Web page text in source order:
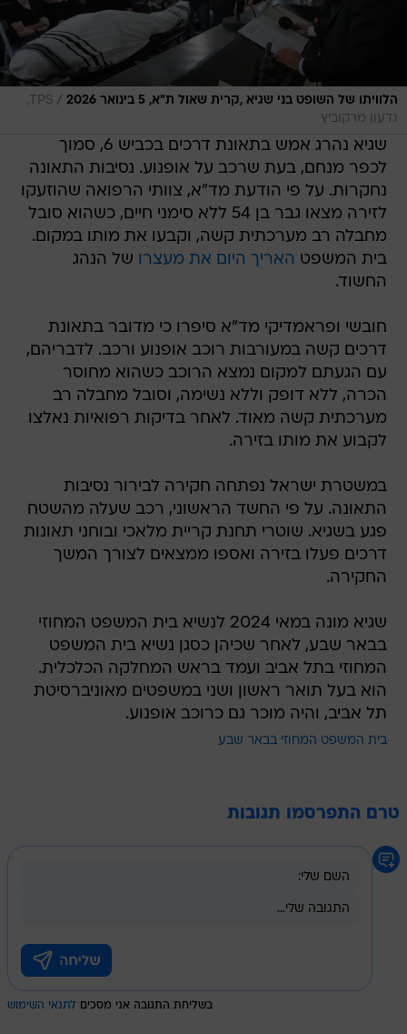
הלוויתו של השופט בני שגיא ,קרית שאול ת"א, 5 בינואר 2026 /
TPS,
גדעון מרקוביץ
שגיא נהרג אמש בתאונת דרכים בכביש 6, סמוך
לכפר מנחם, בעת שרכב על אופנוע. נסיבות התאונה
נחקרות. על פי הודעת מד"א, צוותי הרפואה שהוזעקו
לזירה מצאו גבר בן 54 ללא סימני חיים, כשהוא סובל
מחבלה רב מערכתית קשה, וקבעו את מותו במקום.
בית המשפט האריך היום את מעצרו של הנהג
החשוד.
חובשי ופראמדיקי מד"א סיפרו כי מדובר בתאונת
דרכים קשה במעורבות רוכב אופנוע ורכב. לדבריהם,
עם הגעתם למקום נמצא הרוכב כשהוא מחוסר
הכרה, ללא דופק וללא נשימה, וסובל מחבלה רב
מערכתית קשה מאוד. לאחר בדיקות רפואיות נאלצו
לקבוע את מותו בזירה.
במשטרת ישראל נפתחה חקירה לבירור נסיבות
התאונה. על פי החשד הראשוני, רכב שעלה מהשטח
פגע בשגיא. שוטרי תחנת קריית מלאכי ובוחני תאונות
דרכים פעלו בזירה ואספו ממצאים לצורך המשך
החקירה.
שגיא מונה במאי 2024 לנשיא בית המשפט המחוזי
בבאר שבע, לאחר שכיהן כסגן נשיא בית המשפט
המחוזי בתל אביב ועמד בראש המחלקה הכלכלית.
הוא בעל תואר ראשון ושני במשפטים מאוניברסיטת
תל אביב, והיה מוכר גם כרוכב אופנוע.
בית המשפט המחוזי בבאר שבע
טרם התפרסמו תגובות
בשליחת התגובה אני מסכים לתנאי השימוש